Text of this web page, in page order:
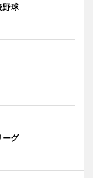
球
グ